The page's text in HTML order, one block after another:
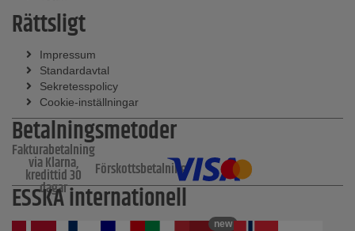
Rättsligt
Impressum
Standardavtal
Sekretesspolicy
Cookie-inställningar
Betalningsmetoder
Fakturabetalning
via Klarna,
kredittid 30
dagar
Förskottsbetalning
ESSKA internationell
new